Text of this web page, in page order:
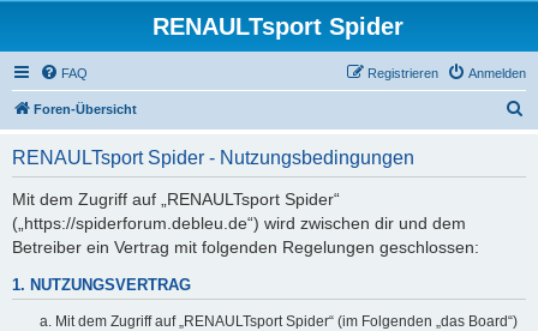
RENAULTsport Spider
FAQ Anmelden
Registrieren
Foren-Übersicht
RENAULTsport Spider - Nutzungsbedingungen
Mit dem Zugriff auf „RENAULTsport Spider“
(„https://spiderforum.debleu.de“) wird zwischen dir und dem
Betreiber ein Vertrag mit folgenden Regelungen geschlossen:
1. NUTZUNGSVERTRAG
Mit dem Zugriff auf „RENAULTsport Spider“ (im Folgenden „das Board“)